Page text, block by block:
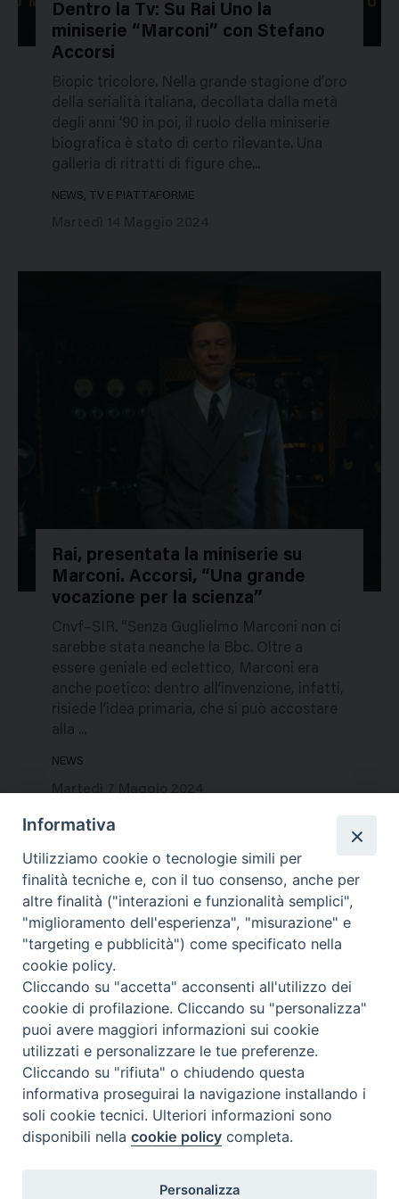
324906
Dentro la Tv: Su Rai Uno la
miniserie “Marconi” con Stefano
Accorsi
Biopic tricolore. Nella grande stagione d’oro
della serialità italiana, decollata dalla metà
degli anni ’90 in poi, il ruolo della miniserie
biografica è stato di certo rilevante. Una
galleria di ritratti di figure che...
NEWS, TV E PIATTAFORME
322040
Rai, presentata la miniserie su
Marconi. Accorsi, “Una grande
vocazione per la scienza”
Cnvf–SIR. “Senza Guglielmo Marconi non ci
sarebbe stata neanche la Bbc. Oltre a
essere geniale ed eclettico, Marconi era
anche poetico: dentro all’invenzione, infatti,
risiede l’idea primaria, che si può accostare
alla ...
NEWS
Contatti & Info
C.ne Aurelia, 50 – 00165 Roma
Contatti
Scrivi a: cnvf@chiesacattolica.it
Informativa
Utilizziamo cookie o tecnologie simili per
finalità tecniche e, con il tuo consenso, anche per
altre finalità ("interazioni e funzionalità semplici",
"miglioramento dell'esperienza", "misurazione" e
"targeting e pubblicità") come specificato nella
cookie policy.
Cliccando su "accetta" acconsenti all'utilizzo dei
cookie di profilazione. Cliccando su "personalizza"
puoi avere maggiori informazioni sui cookie
utilizzati e personalizzare le tue preferenze.
Cliccando su "rifiuta" o chiudendo questa
informativa proseguirai la navigazione installando i
soli cookie tecnici. Ulteriori informazioni sono
disponibili nellacookie policy completa.
Personalizza